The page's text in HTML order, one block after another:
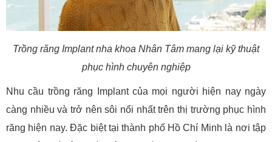
Trồng răng Implant nha khoa Nhân Tâm mang lại kỹ thuật
phục hình chuyên nghiệp
Nhu cầu trồng răng Implant của mọi người hiện nay ngày
càng nhiều và trở nên sôi nổi nhất trên thị trường phục hình
răng hiện nay. Đặc biệt tại thành phố Hồ Chí Minh là nơi tập